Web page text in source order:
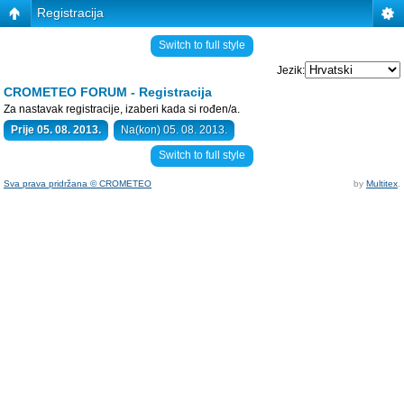
Registracija
Switch to full style
Jezik:
CROMETEO FORUM - Registracija
Za nastavak registracije, izaberi kada si rođen/a.
Prije 05. 08. 2013.
Na(kon) 05. 08. 2013.
Switch to full style
Sva prava pridržana © CROMETEO by Multitex